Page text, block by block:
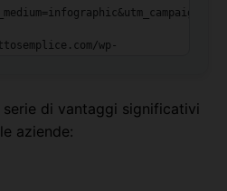
di vantaggi significativi
aziende: